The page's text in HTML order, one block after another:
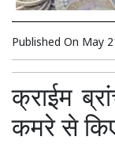
Published On May
क्राईम
कमरे से